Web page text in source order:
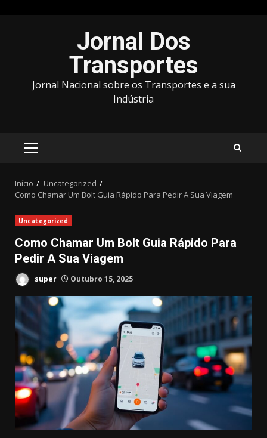
Jornal Dos
Transportes
Jornal Nacional sobre os Transportes e a sua
Indústria
MENU
Início
Uncategorized
Como Chamar Um Bolt Guia Rápido Para Pedir A Sua Viagem
Uncategorized
Como Chamar Um Bolt Guia Rápido Para
Pedir A Sua Viagem
super Outubro 15, 2025